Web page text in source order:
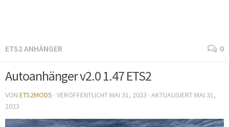
ETS2 ANHÄNGER 0
Autoanhänger v2.0 1.47 ETS2
VON ETS2MODS · VERÖFFENTLICHT MAI 31, 2023 · AKTUALISIERT MAI 31,
2023